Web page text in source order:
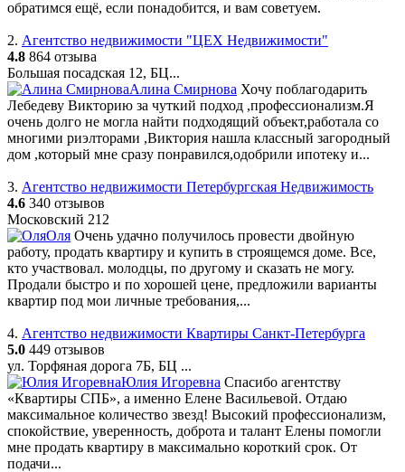
обратимся ещё, если понадобится, и вам советуем.
2. Агентство недвижимости "ЦЕХ Недвижимости"
4.8 864 отзыва
Большая посадская 12, БЦ...
Алина Смирнова Хочу поблагодарить
Лебедеву Викторию за чуткий подход ,профессионализм.Я
очень долго не могла найти подходящий объект,работала со
многими риэлторами ,Виктория нашла классный загородный
дом ,который мне сразу понравился,одобрили ипотеку и...
3. Агентство недвижимости Петербургская Недвижимость
4.6 340 отзывов
Московский 212
Оля Очень удачно получилось провести двойную
работу, продать квартиру и купить в строящемся доме. Все,
кто участвовал. молодцы, по другому и сказать не могу.
Продали быстро и по хорошей цене, предложили варианты
квартир под мои личные требования,...
4. Агентство недвижимости Квартиры Санкт-Петербурга
5.0 449 отзывов
ул. Торфяная дорога 7Б, БЦ ...
Юлия Игоревна Спасибо агентству
«Квартиры СПБ», а именно Елене Васильевой. Отдаю
максимальное количество звезд! Высокий профессионализм,
спокойствие, уверенность, доброта и талант Елены помогли
мне продать квартиру в максимально короткий срок. От
подачи...